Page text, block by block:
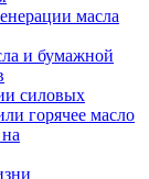
масла
и бумажной
силовых
горячее масло